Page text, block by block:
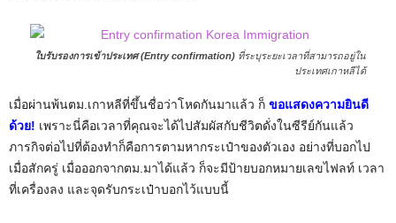
ใบรับรองการเข้าประเทศ (Entry confirmation) ที่ระบุระยะเวลาที่สามารถอยู่ใน
ประเทศเกาหลีได้
เมื่อผ่านพ้นตม.เกาหลีที่ขึ้นชื่อว่าโหดกันมาแล้ว ก็ ขอแสดงความยินดี
ด้วย! เพราะนี่คือเวลาที่คุณจะได้ไปสัมผัสกับชีวิตดั่งในซีรีย์กันแล้ว
ภารกิจต่อไปที่ต้องทำก็คือการตามหากระเป๋าของตัวเอง อย่างที่บอกไป
เมื่อสักครู่ เมื่อออกจากตม.มาได้แล้ว ก็จะมีป้ายบอกหมายเลขไฟลท์ เวลา
ที่เครื่องลง และจุดรับกระเป๋าบอกไว้แบบนี้